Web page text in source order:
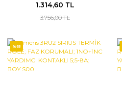
YARDIMCI KONTAKLI 7-10A;
BOY S00
1.314,60 TL
3.756,00 TL
%65